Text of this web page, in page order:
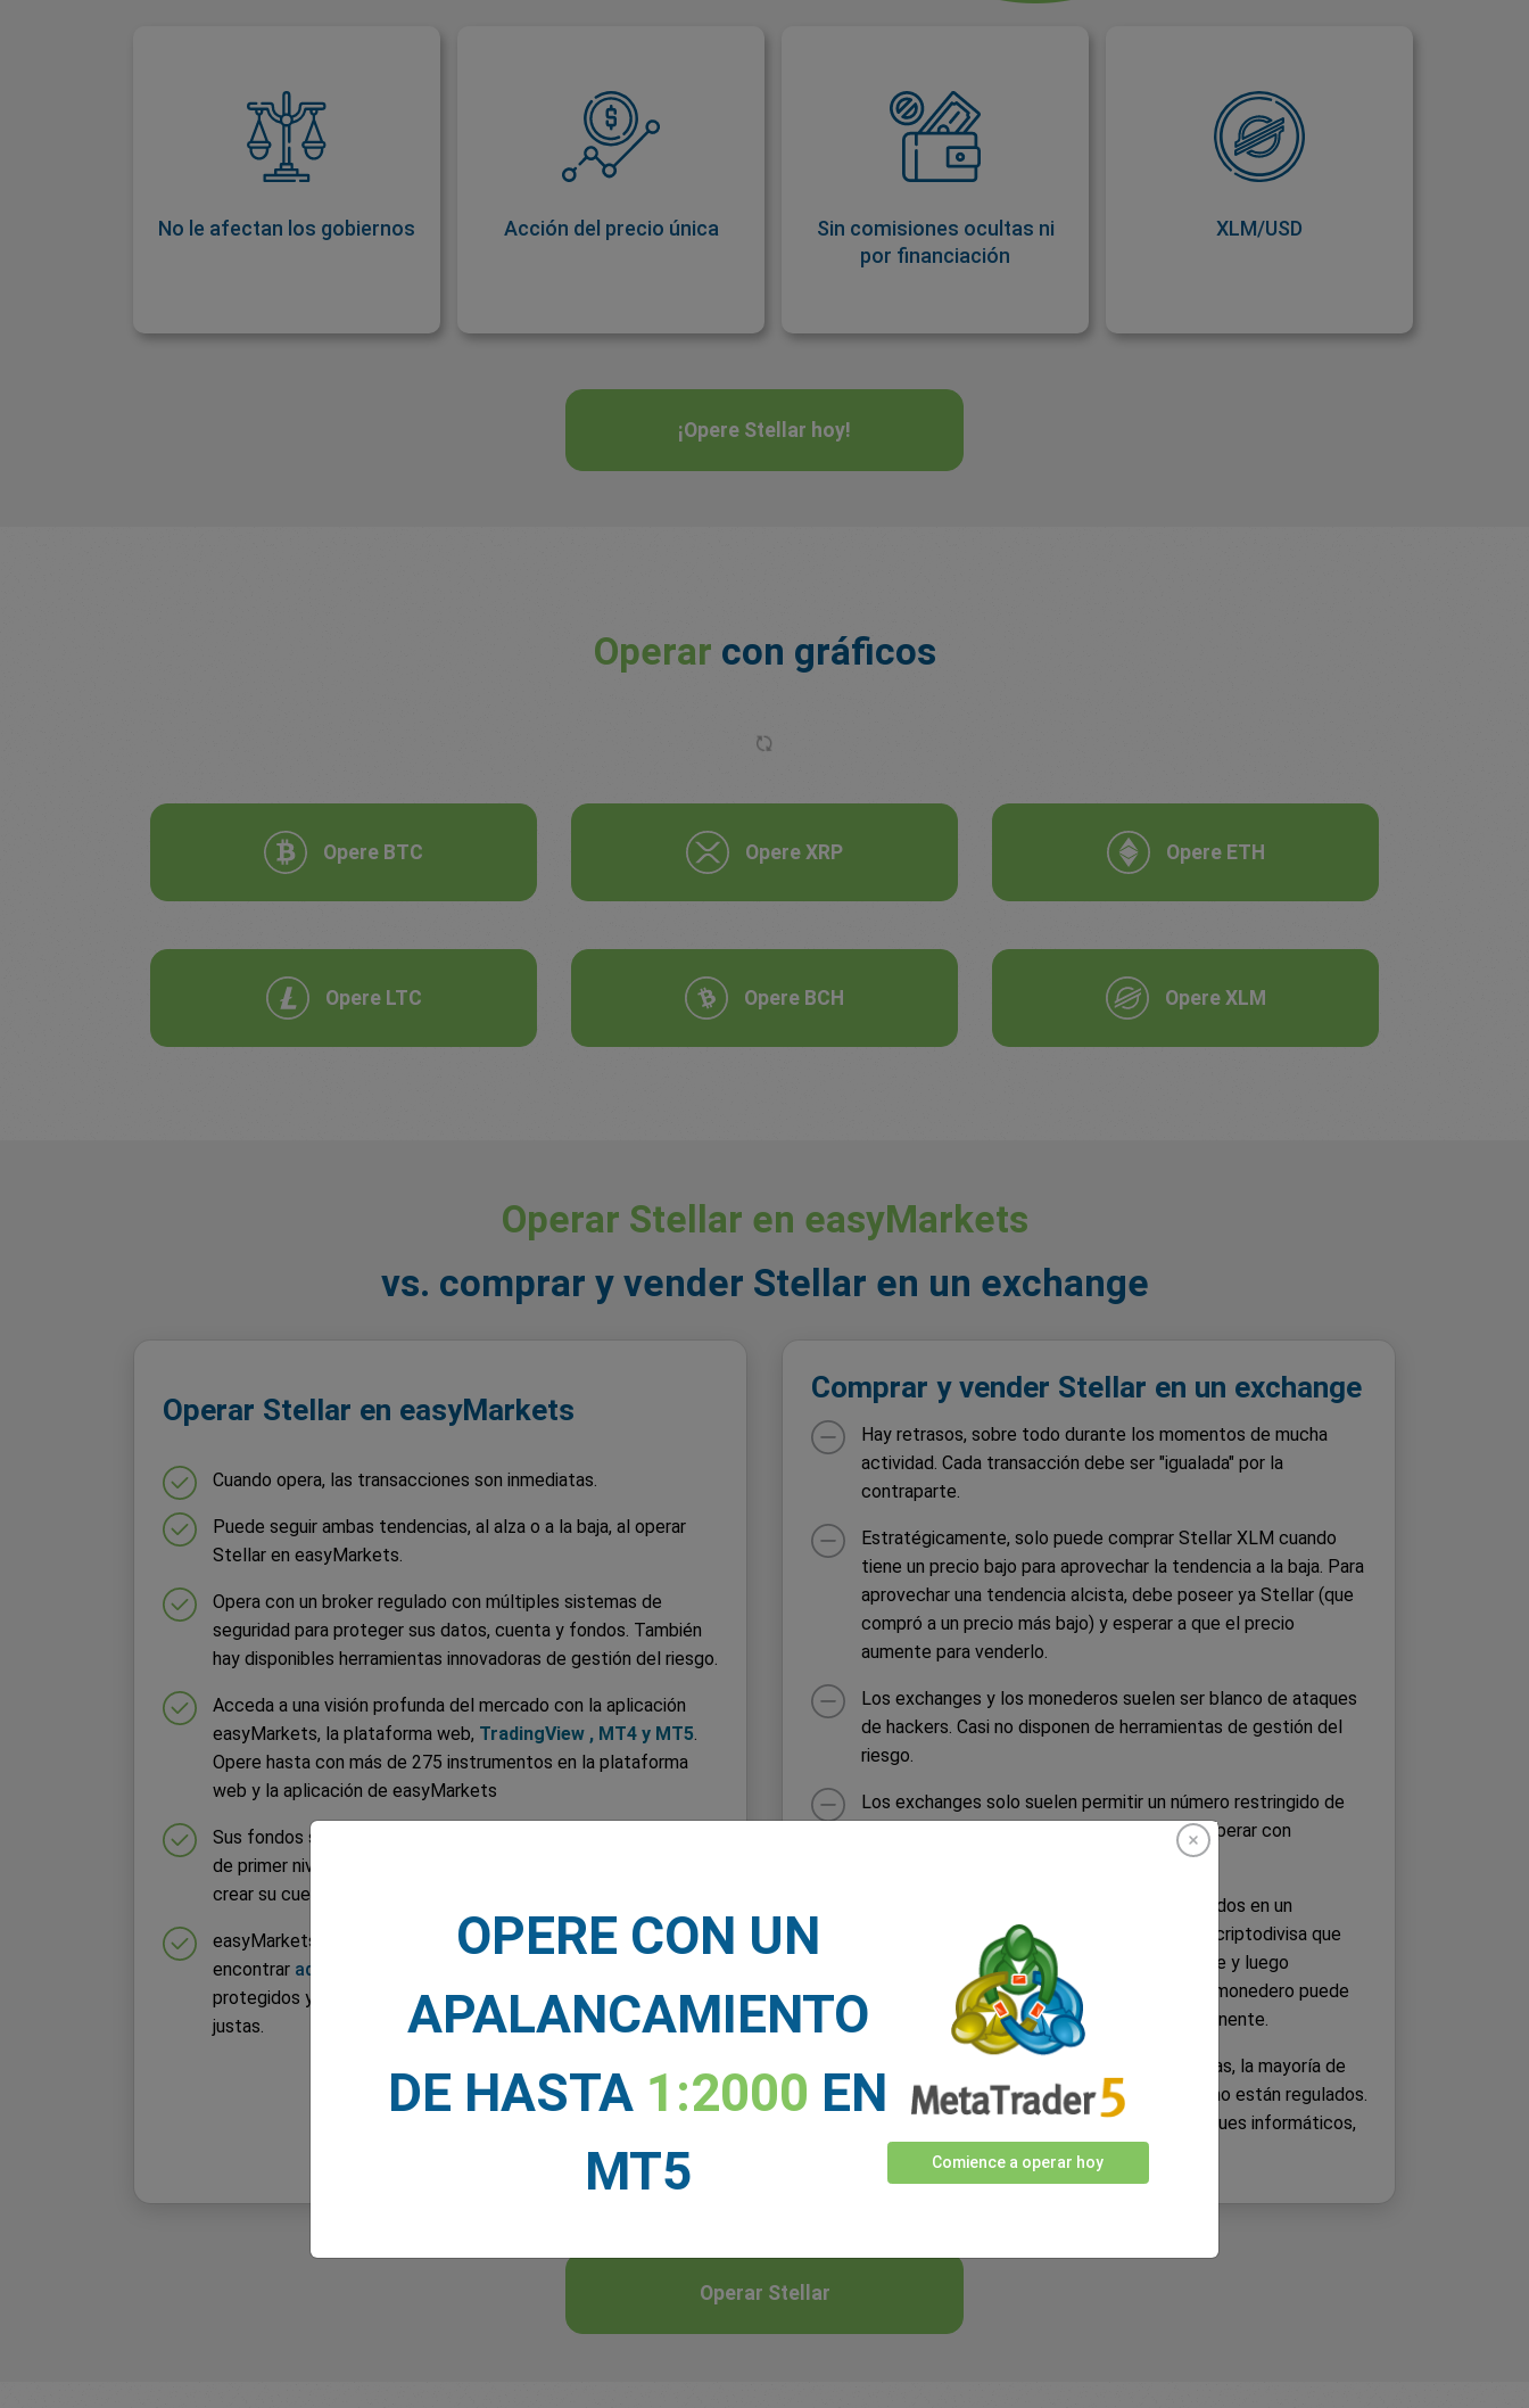
No le afectan los gobiernos
Los gobiernos suelen manipular
el valor de su divisa mediante
diversas políticas. La mayoría de
las criptodivisas no sufren esa
manipulación.
Acción del precio única
Al estar descentralizadas, la
oferta y la demanda impulsan a
las criptodivisas. Los rallies
pueden ser resultado de
bifurcaciones, repercusión
mediática de noticias
Sin comisiones ocultas ni
por financiación
Los exchanges suelen cobrar
comisiones o tarifas de
procesamiento. Nunca se le
de financiación al operar Stellar
XLM/USD
Opere Stellar frente al dólar
estadounidense en
easyMarkets. Esto le permite
operar tanto en movimientos
¡Opere Stellar hoy!
Operar con gráficos
Opere BTC Opere XRP Opere ETH
Opere LTC Opere BCH Opere XLM
Operar Stellar en easyMarkets
vs. comprar y vender Stellar en un exchange
Operar Stellar en easyMarkets
Cuando opera, las transacciones son inmediatas.
Puede seguir ambas tendencias, al alza o a la baja, al operar
Stellar en easyMarkets.
Opera con un broker regulado con múltiples sistemas de
seguridad para proteger sus datos, cuenta y fondos. También
hay disponibles herramientas innovadoras de gestión del riesgo.
Acceda a una visión profunda del mercado con la aplicación
easyMarkets, la plataforma web, TradingView , MT4 y MT5
Opere hasta con más de 275 instrumentos en la plataforma
web y la aplicación de easyMarkets
Sus fondos se mantienen en cuentas segregadas con bancos
de primer nivel. Puede elegir entre distintas divisas base al
crear su cuenta, incluyendo Bitcoin.
easyMarkets está regulado en varias ubicaciones que puede
encontrar aquí
protegidos y que las condiciones con las que opere sean
justas.
Comprar y vender Stellar en un exchange
Hay retrasos, sobre todo durante los momentos de mucha
actividad. Cada transacción debe ser "igualada" por la
contraparte.
Estratégicamente, solo puede comprar Stellar XLM cuando
tiene un precio bajo para aprovechar la tendencia a la baja. Para
aprovechar una tendencia alcista, debe poseer ya Stellar (que
compró a un precio más bajo) y esperar a que el precio
aumente para venderlo.
Los exchanges y los monederos suelen ser blanco de ataques
de hackers. Casi no disponen de herramientas de gestión del
riesgo.
Los exchanges solo suelen permitir un número restringido de
criptodivisas. Además estos solo permiten operar con
Para realizar un depósito y mantener sus fondos en un
monedero de criptodivisas, debe comprar la criptodivisa que
elija por una moneda fiduciaria en un exchange y luego
transferirla a su monedero. La pérdida de su monedero puede
hacer que pierda sus fondos de forma permanente.
Como las criptodivisas están descentralizadas, la mayoría de
los exchanges de criptodivisas, si no todos, no están regulados.
En el pasado, los exchanges han sufrido ataques informáticos,
perdiendo incluso fondos de sus clientes.
Operar Stellar
OPERE CON UN
APALANCAMIENTO
DE HASTA 1:2000 EN
MT5
Comience a operar hoy